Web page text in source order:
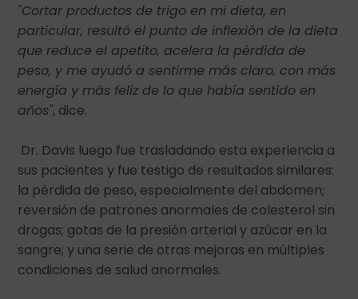
"Cortar productos de trigo en mi dieta, en
particular, resultó el punto de inflexión de la dieta
que reduce el apetito, acelera la pérdida de
peso, y me ayudó a sentirme más claro, con más
energía y más feliz de lo que había sentido en
años", dice.
Dr. Davis luego fue trasladando esta experiencia a
sus pacientes y fue testigo de resultados similares:
la pérdida de peso, especialmente del abdomen;
reversión de patrones anormales de colesterol sin
drogas; gotas de la presión arterial y azúcar en la
sangre; y una serie de otras mejoras en múltiples
condiciones de salud anormales.